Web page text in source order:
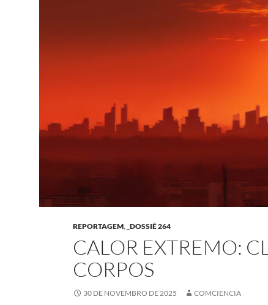
REPORTAGEM, _DOSSIÊ 264
CALOR EXTREMO:
CORPOS
30 DE NOVEMBRO DE 2025 COMCIENCIA